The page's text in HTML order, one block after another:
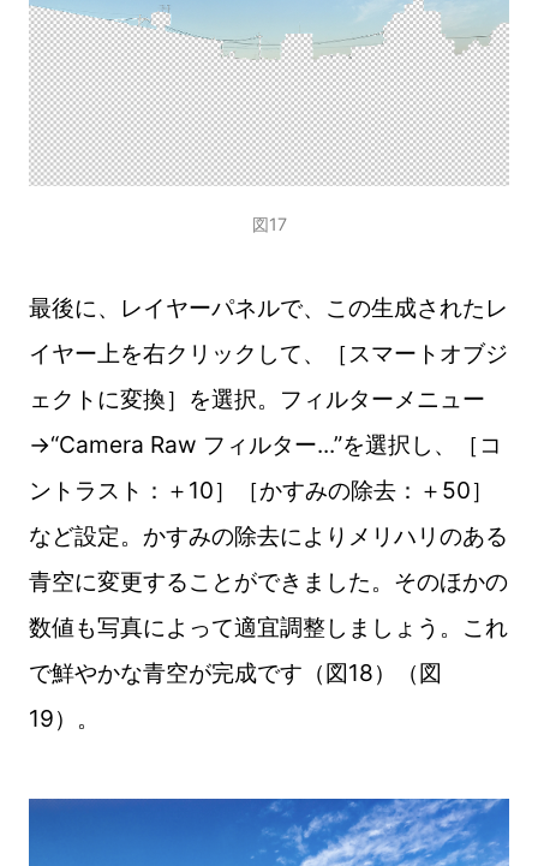
図17
最後に、レイヤーパネルで、この生成されたレ
イヤー上を右クリックして、［スマートオブジ
ェクトに変換］を選択。フィルターメニュー
→“Camera Raw フィルター...”を選択し、［コ
ントラスト：＋10］［かすみの除去：＋50］
など設定。かすみの除去によりメリハリのある
青空に変更することができました。そのほかの
数値も写真によって適宜調整しましょう。これ
で鮮やかな青空が完成です（図18）（図
19）。